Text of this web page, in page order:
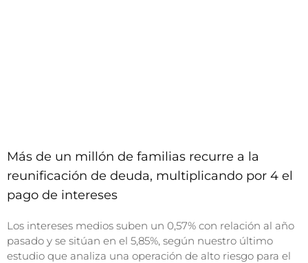
Más de un millón de familias recurre a la
reunificación de deuda, multiplicando por 4 el
pago de intereses
Los intereses medios suben un 0,57% con relación al año
pasado y se sitúan en el 5,85%, según nuestro último
estudio que analiza una operación de alto riesgo para el